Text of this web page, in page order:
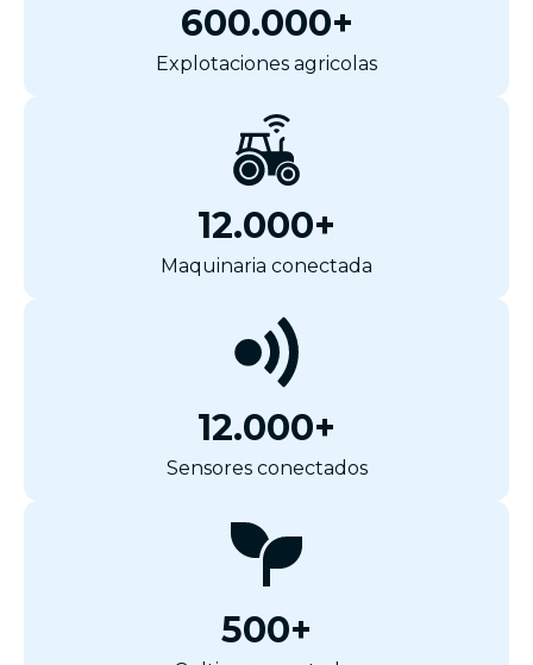
600.000+
Explotaciones agricolas
12.000+
Maquinaria conectada
12.000+
Sensores conectados
500+